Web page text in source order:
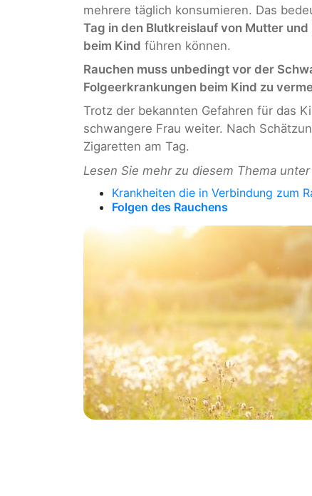
mehrere täglich konsumieren. Das
Tag in den Blutkreislauf von Mutter und
beim Kind führen können.
Rauchen muss unbedingt vor der
Folgeerkrankungen beim Kind zu
Trotz der bekannten Gefahren für das
schwangere Frau weiter. Nach
Zigaretten am Tag.
Lesen Sie mehr zu diesem Thema unter
Krankheiten die in Verbindung zum
Folgen des Rauchens